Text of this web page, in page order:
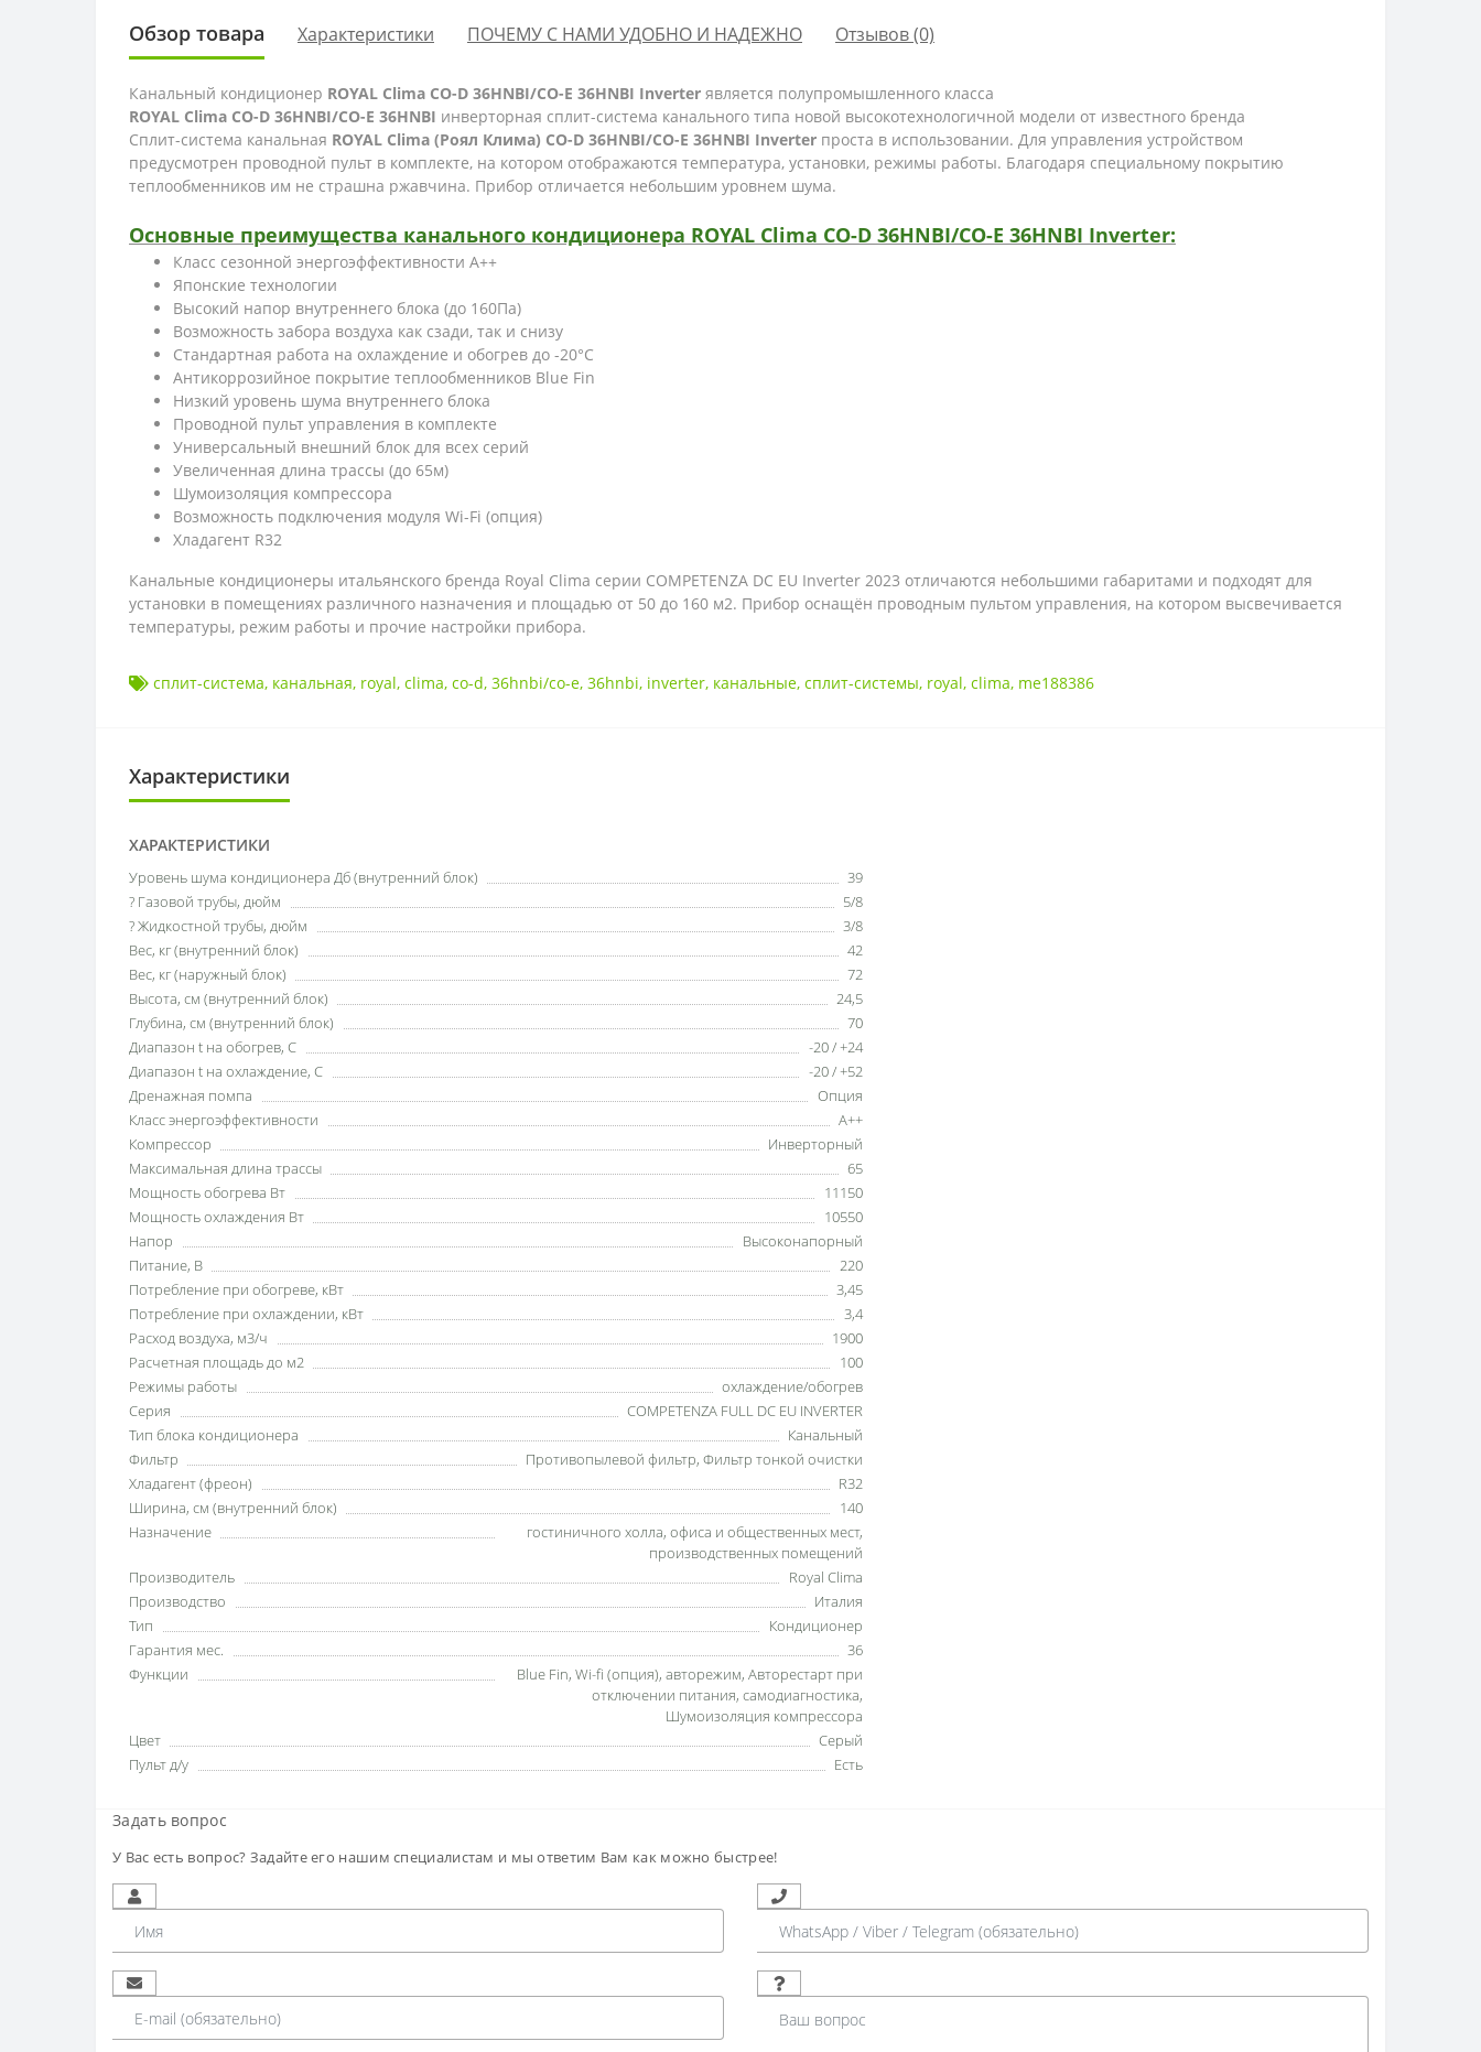
Обзор товара Характеристики ПОЧЕМУ С НАМИ УДОБНО И НАДЕЖНО Отзывов (0)
Канальный кондиционер ROYAL Clima CO-D 36HNBI/CO-E 36HNBI Inverter является полупромышленного класса
ROYAL Clima CO-D 36HNBI/CO-E 36HNBI инверторная сплит-система канального типа новой высокотехнологичной модели от известного бренда
Сплит-система канальная ROYAL Clima (Роял Клима) CO-D 36HNBI/CO-E 36HNBI Inverter проста в использовании. Для управления устройством
предусмотрен проводной пульт в комплекте, на котором отображаются температура, установки, режимы работы. Благодаря специальному покрытию
теплообменников им не страшна ржавчина. Прибор отличается небольшим уровнем шума.
Основные преимущества канального кондиционера ROYAL Clima CO-D 36HNBI/CO-E 36HNBI Inverter:
Класс сезонной энергоэффективности А++
Японские технологии
Высокий напор внутреннего блока (до 160Па)
Возможность забора воздуха как сзади, так и снизу
Стандартная работа на охлаждение и обогрев до -20°С
Антикоррозийное покрытие теплообменников Blue Fin
Низкий уровень шума внутреннего блока
Проводной пульт управления в комплекте
Универсальный внешний блок для всех серий
Увеличенная длина трассы (до 65м)
Шумоизоляция компрессора
Возможность подключения модуля Wi-Fi (опция)
Хладагент R32
Канальные кондиционеры итальянского бренда Royal Clima серии COMPETENZA DC EU Inverter 2023 отличаются небольшими габаритами и подходят для
установки в помещениях различного назначения и площадью от 50 до 160 м2. Прибор оснащён проводным пультом управления, на котором высвечивается
температуры, режим работы и прочие настройки прибора.
сплит-система, канальная, royal, clima, co-d, 36hnbi/co-e, 36hnbi, inverter, канальные, сплит-системы, royal, clima, me188386
Характеристики
ХАРАКТЕРИСТИКИ
Уровень шума кондиционера Дб (внутренний блок)
39
? Газовой трубы, дюйм
5/8
? Жидкостной трубы, дюйм
3/8
Вес, кг (внутренний блок)
42
Вес, кг (наружный блок)
72
Высота, см (внутренний блок)
24,5
Глубина, см (внутренний блок)
70
Диапазон t на обогрев, С
-20 / +24
Диапазон t на охлаждение, С
-20 / +52
Дренажная помпа
Опция
Класс энергоэффективности
A++
Компрессор
Инверторный
Максимальная длина трассы
65
Мощность обогрева Вт
11150
Мощность охлаждения Вт
10550
Напор
Высоконапорный
Питание, В
220
Потребление при обогреве, кВт
3,45
Потребление при охлаждении, кВт
3,4
Расход воздуха, м3/ч
1900
Расчетная площадь до м2
100
Режимы работы
охлаждение/обогрев
Серия
COMPETENZA FULL DC EU INVERTER
Тип блока кондиционера
Канальный
Фильтр
Противопылевой фильтр, Фильтр тонкой очистки
Хладагент (фреон)
R32
Ширина, см (внутренний блок)
140
Назначение
гостиничного холла, офиса и общественных мест,
производственных помещений
Производитель
Royal Clima
Производство
Италия
Тип
Кондиционер
Гарантия мес.
36
Функции
Blue Fin, Wi-fi (опция), авторежим, Авторестарт при
отключении питания, самодиагностика,
Шумоизоляция компрессора
Цвет
Серый
Пульт д/у
Есть
Задать вопрос
У Вас есть вопрос? Задайте его нашим специалистам и мы ответим Вам как можно быстрее!